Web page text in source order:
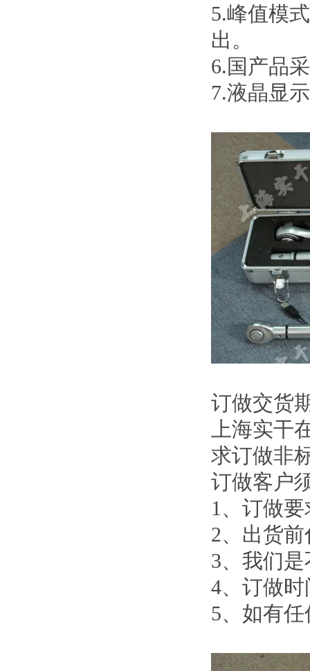
5.峰值模
出。
6.国产品
7.液晶显
订做交货
上海实干
求订做非
订做客户
1、订做
2、出货
3、我们
4、订做
5、如有